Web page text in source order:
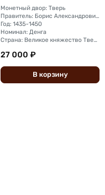
Монетный двор: Тверь
Правитель: Борис Александрович (1426 - 1461)
Год: 1435-1450
Номинал: Денга
Страна: Великое княжество Тверское
27 000 ₽
В корзину